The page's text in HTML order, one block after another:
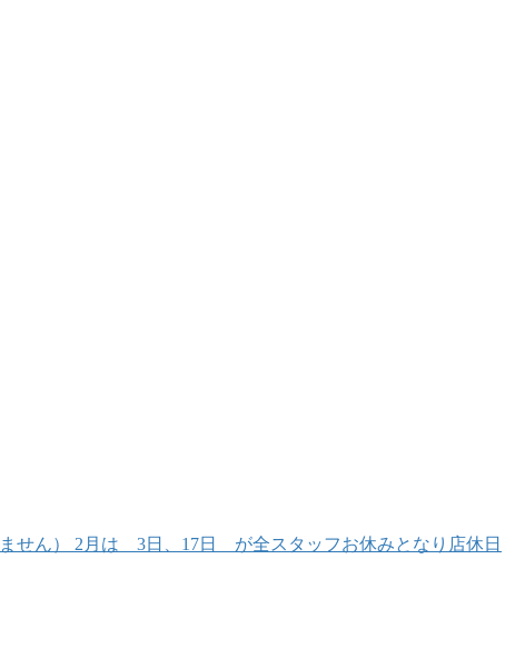
ん） 2月は 3日、17日 が全スタッフお休みとなり店休日